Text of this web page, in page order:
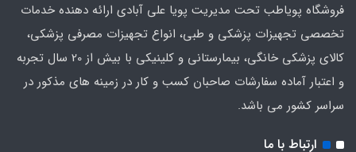
فروشگاه پویاطب تحت مدیریت پویا علی آبادی ارائه دهنده خدمات
تخصصی تجهیزات پزشکی و طبی، انواع تجهیزات مصرفی پزشکی،
کالای پزشکی خانگی، بیمارستانی و کلینیکی با بیش از 20 سال تجربه
و اعتبار آماده سفارشات صاحبان کسب و کار در زمینه های مذکور در
سراسر کشور می باشد.
ارتباط با ما